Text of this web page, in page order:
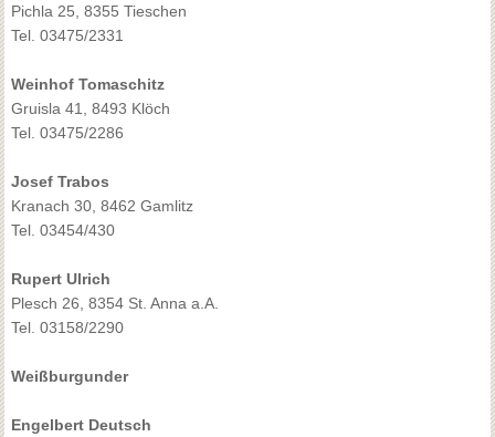
Pichla 25, 8355 Tieschen
Tel. 03475/2331
Weinhof Tomaschitz
Gruisla 41, 8493 Klöch
Tel. 03475/2286
Josef Trabos
Kranach 30, 8462 Gamlitz
Tel. 03454/430
Rupert Ulrich
Plesch 26, 8354 St. Anna a.A.
Tel. 03158/2290
Weißburgunder
Engelbert Deutsch